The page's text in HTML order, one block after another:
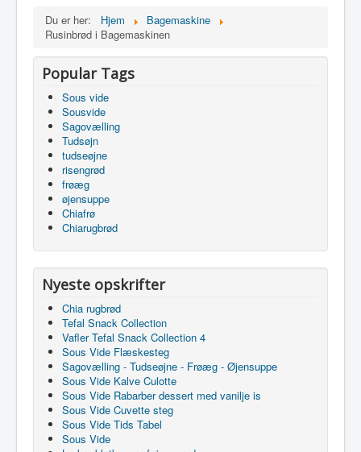
Du er her: Hjem
Bagemaskine
Rusinbrød i Bagemaskinen
Popular Tags
Sous vide
Sousvide
Sagovælling
Tudsøjn
tudseøjne
risengrød
frøæg
øjensuppe
Chiafrø
Chiarugbrød
Nyeste opskrifter
Chia rugbrød
Tefal Snack Collection
Vafler Tefal Snack Collection 4
Sous Vide Flæskesteg
Sagovælling - Tudseøjne - Frøæg - Øjensuppe
Sous Vide Kalve Culotte
Sous Vide Rabarber dessert med vanilje is
Sous Vide Cuvette steg
Sous Vide Tids Tabel
Sous Vide